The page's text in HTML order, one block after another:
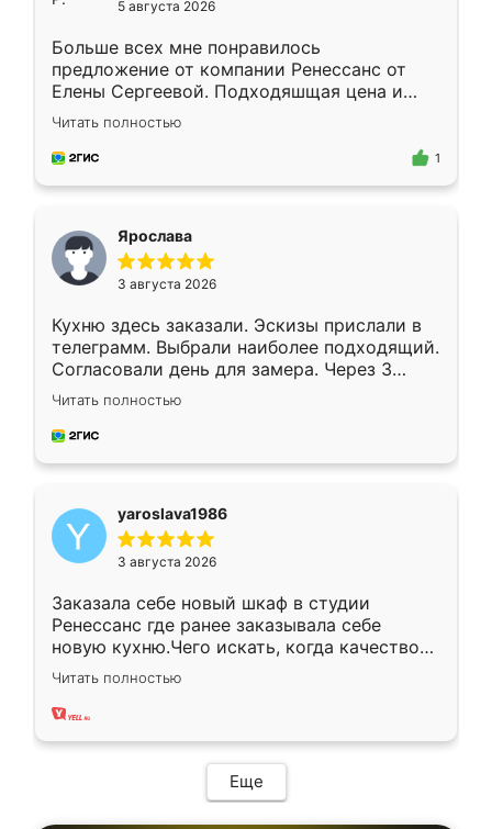
5 августа 2026
Больше всех мне понравилось
предложение от компании Ренессанс от
Елены Сергеевой. Подходяшщая цена и
короткие сроки изготовления. Приехавший
для замера сотрудник Владислав
предложил по моему эскизу самый
Читать полностью
1
Ярослава
3 августа 2026
Кухню здесь заказали. Эскизы прислали в
телеграмм. Выбрали наиболее подходящий.
Согласовали день для замера. Через 3
недели кухня была уже готова. Остались
довольны работой. Спасибо Ренессанс
мебель за качественную работу!
Читать полностью
yaroslava1986
3 августа 2026
Заказала себе новый шкаф в студии
Ренессанс где ранее заказывала себе
новую кухню.Чего искать, когда качеством
вполне довольна. Служит кухня уже почти
два года, нареканий нет.
Читать полностью
Еще